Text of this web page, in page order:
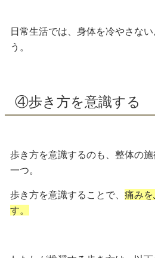
日常生活では、身体を冷やさな
う。
④歩き方を意識する
歩き方を意識するのも、整体の
一つ。
歩き方を意識することで、 痛みを
す。